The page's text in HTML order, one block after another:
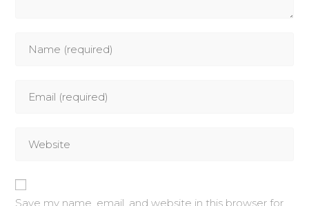
Save my name, email, and website in this browser for